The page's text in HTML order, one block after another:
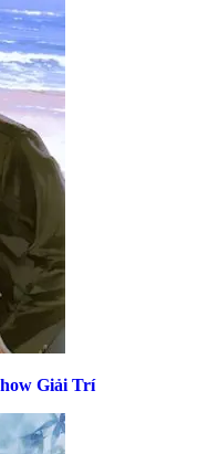
Giải Trí